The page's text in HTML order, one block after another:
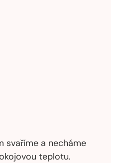
svaříme a necháme
teplotu.